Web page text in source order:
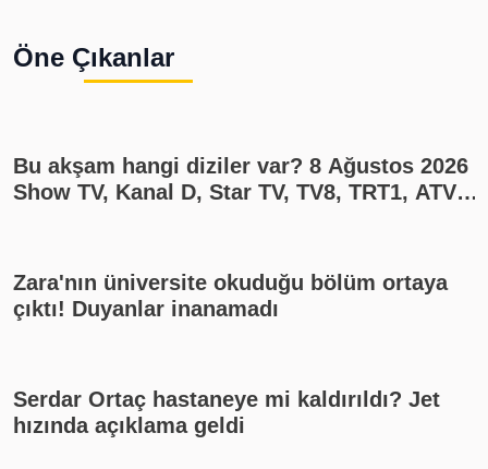
Öne Çıkanlar
Bu akşam hangi diziler var? 8 Ağustos 2026
Show TV, Kanal D, Star TV, TV8, TRT1, ATV
Zara'nın üniversite okuduğu bölüm ortaya
çıktı! Duyanlar inanamadı
Serdar Ortaç hastaneye mi kaldırıldı? Jet
hızında açıklama geldi